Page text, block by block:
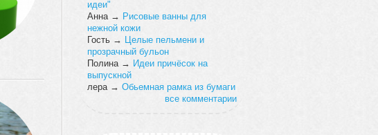
идеи"
Анна → Рисовые ванны для
нежной кожи
Гость → Целые пельмени и
прозрачный бульон
Полина → Идеи причёсок на
выпускной
лера → Обьемная рамка из бумаги
все комментарии